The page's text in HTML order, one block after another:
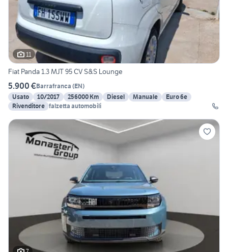
11
Fiat Panda 1.3 MJT 95 CV S&S Lounge
5.900 €Barrafranca (EN)
Usato
10/2017 256000 Km Diesel Manuale
Euro 6e
Rivenditore falzetta automobili